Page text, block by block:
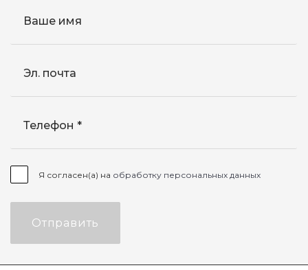
Ваше имя
Эл. почта
Телефон
Я согласен(а) на обработку персональных данных
Отправить